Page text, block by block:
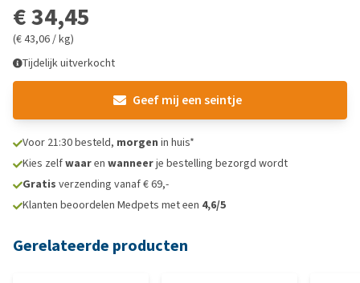
€ 34,45
(€ 43,06 / kg)
Tijdelijk uitverkocht
Geef mij een seintje
Voor 21:30 besteld, morgen in huis*
Kies zelfwaaren wanneerje bestelling bezorgd wordt
Gratis verzending vanaf € 69,-
Klanten beoordelen Medpets met een 4,6/5
Gerelateerde producten